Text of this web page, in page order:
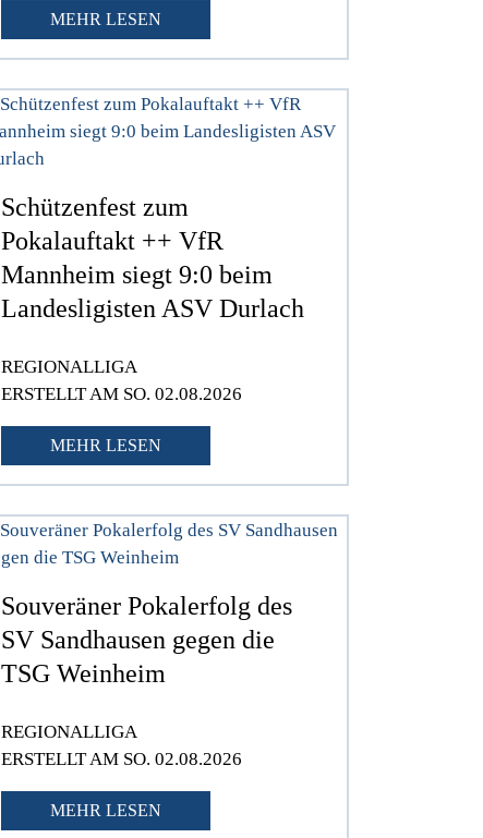
MEHR LESEN
Schützenfest zum
Pokalauftakt ++ VfR
Mannheim siegt 9:0 beim
Landesligisten ASV Durlach
REGIONALLIGA
ERSTELLT AM SO. 02.08.2026
MEHR LESEN
Souveräner Pokalerfolg des
SV Sandhausen gegen die
TSG Weinheim
REGIONALLIGA
ERSTELLT AM SO. 02.08.2026
MEHR LESEN